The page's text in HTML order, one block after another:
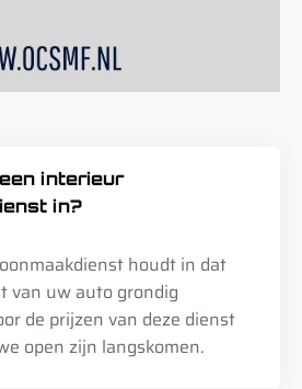
interieur
in?
houdt in dat
van uw auto grondig
de prijzen van deze dienst
open zijn langskomen.